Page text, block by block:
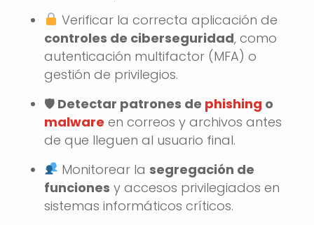
Verificar la correcta aplicación de
controles de ciberseguridad, como
autenticación multifactor (MFA) o
gestión de privilegios.
🛡️ Detectar patrones de phishing o
malware en correos y archivos antes
de que lleguen al usuario final.
Monitorear lasegregación de
funciones y accesos privilegiados en
sistemas informáticos críticos.